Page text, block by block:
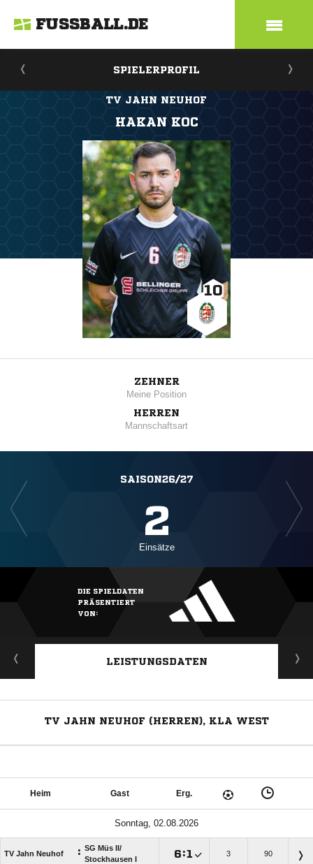
FUSSBALL.DE
SPIELERPROFIL
TV JAHN NEUHOF
HAKAN KOC
10
ZEHNER
Meine Position
HERREN
Mannschaftsart
SAISON26/27
2
Einsätze
DIE SPIELDATEN
PRÄSENTIERT
VON:
LEISTUNGSDATEN
TV JAHN NEUHOF (HERREN), KLA WEST
Heim Gast Erg.
Sonntag, 02.08.2026
TV Jahn Neuhof : SG Müs II/​
Stockhausen I
: 3 90